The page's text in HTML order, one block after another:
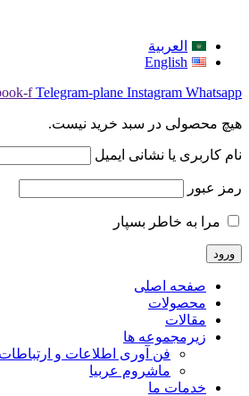
العربية
English
f Telegram-plane Instagram Whatsapp
هیچ محصولی در سبد خرید نیست.
نام کاربری یا نشانی ایمیل
رمز عبور
مرا به خاطر بسپار
صفحه اصلی
محصولات
مقالات
زیرمجموعه ها
فن آوری اطلاعات و
ماشروم عربيا
خدمات ما